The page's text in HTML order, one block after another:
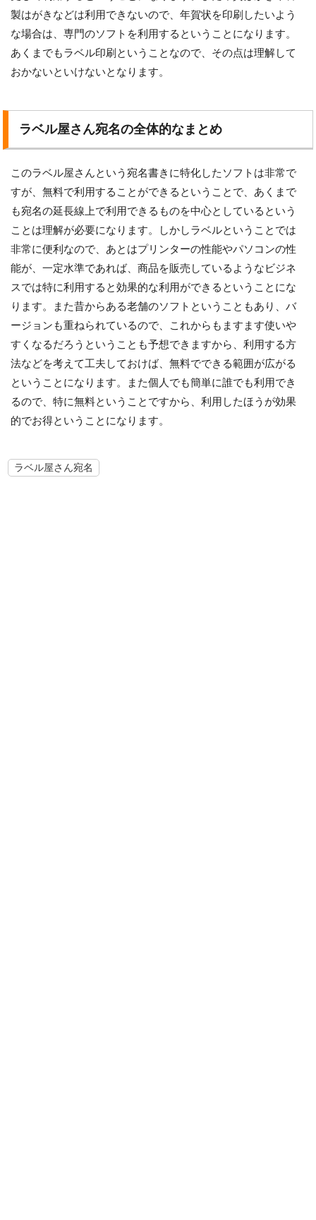
製はがきなどは利用できないので、年賀状を印刷したいよう
な場合は、専門のソフトを利用するということになります。
あくまでもラベル印刷ということなので、その点は理解して
おかないといけないとなります。
ラベル屋さん宛名の全体的なまとめ
このラベル屋さんという宛名書きに特化したソフトは非常で
すが、無料で利用することができるということで、あくまで
も宛名の延長線上で利用できるものを中心としているという
ことは理解が必要になります。しかしラベルということでは
非常に便利なので、あとはプリンターの性能やパソコンの性
能が、一定水準であれば、商品を販売しているようなビジネ
スでは特に利用すると効果的な利用ができるということにな
ります。また昔からある老舗のソフトということもあり、バ
ージョンも重ねられているので、これからもますます使いや
すくなるだろうということも予想できますから、利用する方
法などを考えて工夫しておけば、無料でできる範囲が広がる
ということになります。また個人でも簡単に誰でも利用でき
るので、特に無料ということですから、利用したほうが効果
的でお得ということになります。
ラベル屋さん宛名